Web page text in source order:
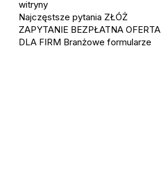
witryny
Najczęstsze pytania ZŁÓŻ
ZAPYTANIE BEZPŁATNA OFERTA
DLA FIRM Branżowe formularze